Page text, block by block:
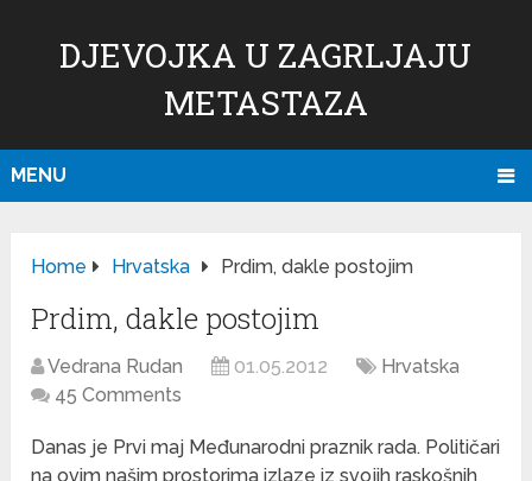
DJEVOJKA U ZAGRLJAJU
METASTAZA
MENU
Home Hrvatska Prdim, dakle postojim
Prdim, dakle postojim
Vedrana Rudan 01.05.2012
Hrvatska
45 Comments
Danas je Prvi maj Međunarodni praznik rada. Političari
na ovim našim prostorima izlaze iz svojih raskošnih